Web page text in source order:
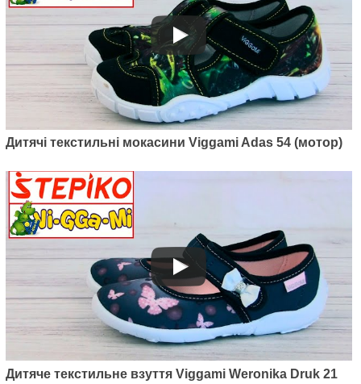
Дитячі текстильні мокасини Viggami Adas 54 (мотор)
Дитяче текстильне взуття Viggami Weronika Druk 21